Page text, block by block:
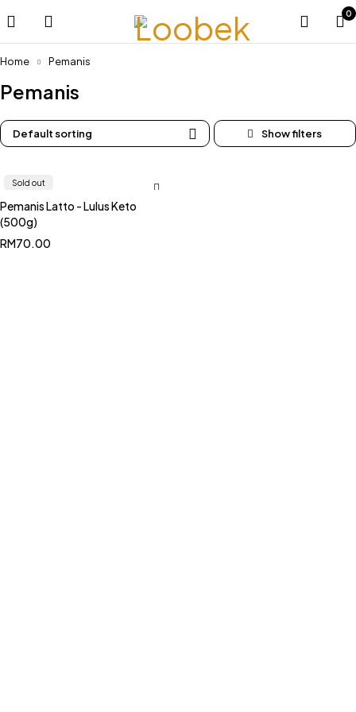
0
Home Pemanis
Pemanis
Default sorting
Sold out
Pemanis Latto - Lulus Keto
(500g)
RM70.00